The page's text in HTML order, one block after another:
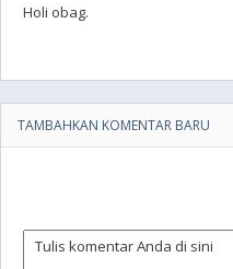
Holi obag.
TAMBAHKAN KOMENTAR BARU